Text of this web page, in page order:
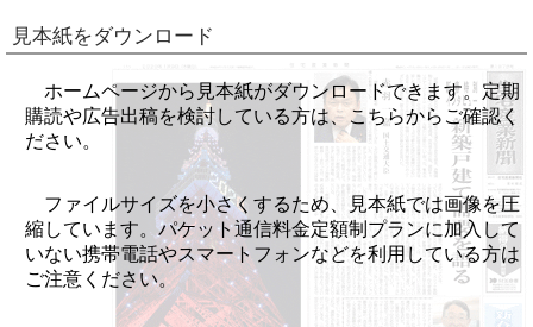
見本紙をダウンロード
ホームページから見本紙がダウンロードできます。定期
購読や広告出稿を検討している方は、こちらからご確認く
ださい。
ファイルサイズを小さくするため、見本紙では画像を圧
縮しています。パケット通信料金定額制プランに加入して
いない携帯電話やスマートフォンなどを利用している方は
ご注意ください。